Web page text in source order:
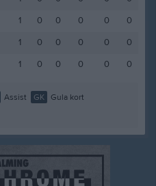
1 0 0 0 0
0
1 0 0 0 0
0
1 0 0 0 0 0
Assist GK
Gula kort